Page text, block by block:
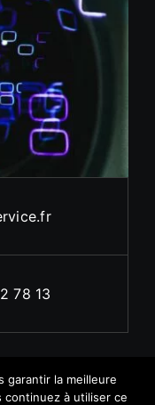
78 13
garantir la meilleure
à utiliser ce